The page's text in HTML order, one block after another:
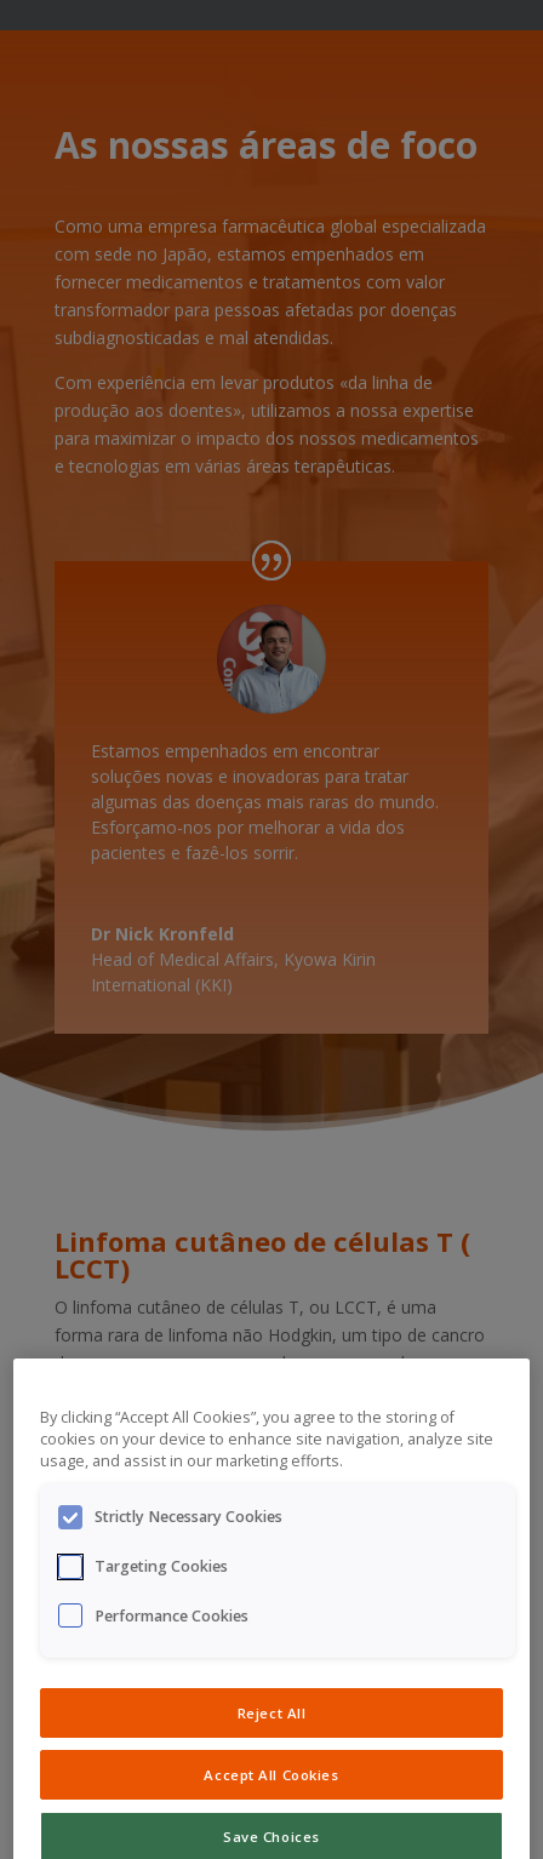
As nossas áreas de foco
Como uma empresa farmacêutica global especializada
com sede no Japão, estamos empenhados em
fornecer medicamentos e tratamentos com valor
transformador para pessoas afetadas por doenças
subdiagnosticadas e mal atendidas.
Com experiência em levar produtos «da linha de
produção aos doentes», utilizamos a nossa expertise
para maximizar o impacto dos nossos medicamentos
e tecnologias em várias áreas terapêuticas.
Estamos empenhados em encontrar
soluções novas e inovadoras para tratar
algumas das doenças mais raras do mundo.
Esforçamo-nos por melhorar a vida dos
pacientes e fazê-los sorrir.
Dr Nick Kronfeld
Head of Medical Affairs, Kyowa Kirin
International (KKI)
Linfoma cutâneo de células T (
LCCT)
O linfoma cutâneo de células T, ou LCCT, é uma
forma rara de linfoma não Hodgkin, um tipo de cancro
do sangue, que ocorre quando o corpo produz
T).
Hipofosfatemia ligada ao
cromossoma X (XLH)
A hipofosfatemia ligada ao cromossoma X, ou XLH, é
uma doença musculoesquelética rara e hereditária
causada pela falta de fosfato.
tumor (TIO)
A osteomalácia induzida por tumor, ou TIO, é uma
da vitamina D causada por tumores endócrinos
tipicamente pequenos.
By clicking “Accept All Cookies”, you agree to the storing of
cookies on your device to enhance site navigation, analyze site
usage, and assist in our marketing efforts.
Strictly Necessary Cookies
Targeting Cookies
Performance Cookies
Reject All
Accept All Cookies
Save Choices